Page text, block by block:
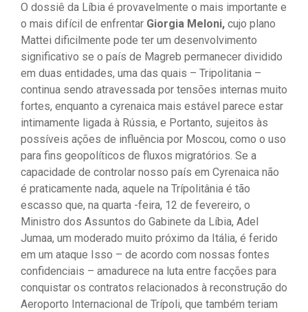
O dossiê da Líbia é provavelmente o mais importante e
o mais difícil de enfrentar Giorgia Meloni, cujo plano
Mattei dificilmente pode ter um desenvolvimento
significativo se o país de Magreb permanecer dividido
em duas entidades, uma das quais – Tripolitania –
continua sendo atravessada por tensões internas muito
fortes, enquanto a cyrenaica mais estável parece estar
intimamente ligada à Rússia, e Portanto, sujeitos às
possíveis ações de influência por Moscou, como o uso
para fins geopolíticos de fluxos migratórios. Se a
capacidade de controlar nosso país em Cyrenaica não
é praticamente nada, aquele na Trípolitânia é tão
escasso que, na quarta -feira, 12 de fevereiro, o
Ministro dos Assuntos do Gabinete da Líbia, Adel
Jumaa, um moderado muito próximo da Itália, é ferido
em um ataque Isso – de acordo com nossas fontes
confidenciais – amadurece na luta entre facções para
conquistar os contratos relacionados à reconstrução do
Aeroporto Internacional de Trípoli, que também teriam